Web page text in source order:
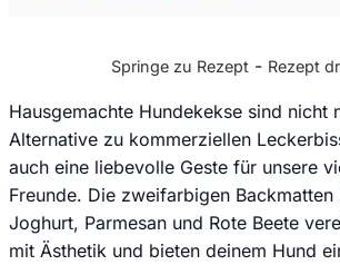
Springe zu Rezept - Rezept
Hausgemachte Hundekekse sind nicht
Alternative zu kommerziellen
auch eine liebevolle Geste für unsere
Freunde. Die zweifarbigen
Joghurt, Parmesan und Rote Beete
mit Ästhetik und bieten deinem Hund